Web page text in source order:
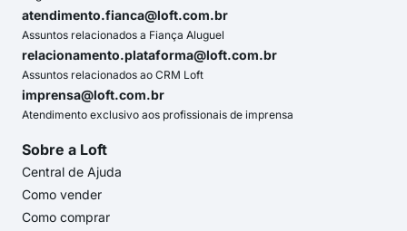
atendimento.fianca@loft.com.br
Assuntos relacionados a Fiança Aluguel
relacionamento.plataforma@loft.com.br
Assuntos relacionados ao CRM Loft
imprensa@loft.com.br
Atendimento exclusivo aos profissionais de imprensa
Sobre a Loft
Central de Ajuda
Como vender
Como comprar